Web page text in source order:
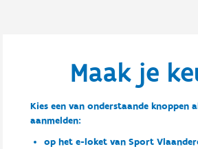
Maak je
Kies een van onderstaande knoppen
aanmelden:
op het e-loket van Sport